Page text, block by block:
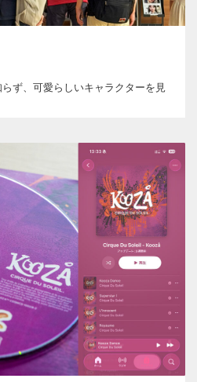
ず、可愛らしいキャラクターを見